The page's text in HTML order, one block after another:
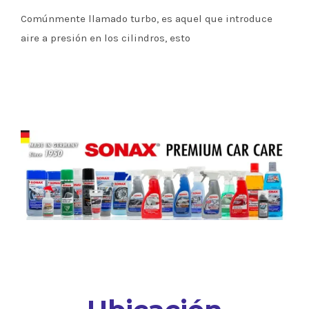
Comúnmente llamado turbo, es aquel que introduce
aire a presión en los cilindros, esto